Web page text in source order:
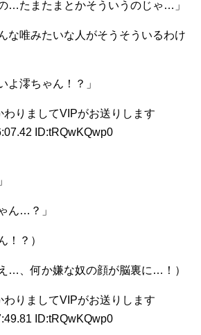
…たまたまとかそういうのじゃ…」
な唯みたいな人がそうそういるわけ
澪ちゃん！？」
わりましてVIPがお送りします
ID:tRQwKQwp0
ん…？」
？）
…、何か嫌な奴の顔が脳裏に…！）
わりましてVIPがお送りします
ID:tRQwKQwp0